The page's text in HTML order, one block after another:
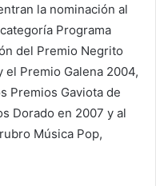
la nominación al
Programa
del Premio Negrito
el Premio Galena 2004,
Premios Gaviota de
Dorado en 2007 y al
Música Pop,